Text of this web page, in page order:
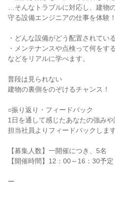
…そんなトラブルに対応し、建物
守る設備エンジニアの仕事を体験！
・どんな設備がどう配置されてい
・メンテナンスや点検って何をす
などをリアルに学べます。
普段は見られない
建物の裏側をのぞけるチャンス！
○振り返り・フィードバック
1日を通して感じたあなたの強みや
担当社員よりフィードバックします
【募集人数】一開催につき、5名
【開催時間】12：00～16：30予定
ー